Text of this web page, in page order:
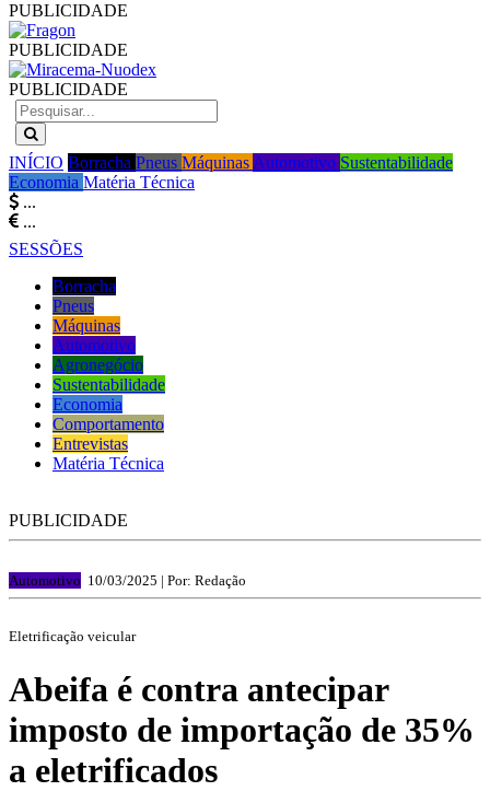
PUBLICIDADE
PUBLICIDADE
PUBLICIDADE
INÍCIO Borracha Pneus Máquinas Automotivo Sustentabilidade
Economia Matéria Técnica
...
...
SESSÕES
Borracha
Pneus
Máquinas
Automotivo
Agronegócio
Sustentabilidade
Economia
Comportamento
Entrevistas
Matéria Técnica
PUBLICIDADE
Automotivo 10/03/2025 | Por: Redação
Eletrificação veicular
Abeifa é contra antecipar
imposto de importação de 35%
a eletrificados